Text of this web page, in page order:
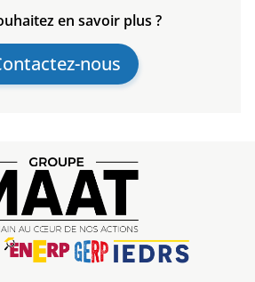
en savoir plus ?
nous